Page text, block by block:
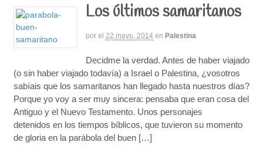
Los últimos samaritanos
por el 22 mayo, 2014 en Palestina
Decidme la verdad. Antes de haber viajado
(o sin haber viajado todavía) a Israel o Palestina, ¿vosotros
sabíais que los samaritanos han llegado hasta nuestros días?
Porque yo voy a ser muy sincera: pensaba que eran cosa del
Antiguo y el Nuevo Testamento. Unos personajes
detenidos en los tiempos bíblicos, que tuvieron su momento
de gloria en la parábola del buen […]